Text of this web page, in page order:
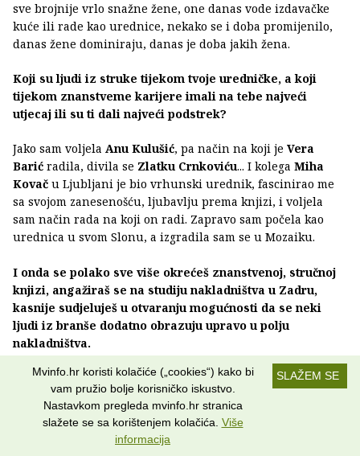
sve brojnije vrlo snažne žene, one danas vode izdavačke
kuće ili rade kao urednice, nekako se i doba promijenilo,
danas žene dominiraju, danas je doba jakih žena.
Koji su ljudi iz struke tijekom tvoje uredničke, a koji
tijekom znanstveme karijere imali na tebe najveći
utjecaj ili su ti dali najveći podstrek?
Jako sam voljela Anu Kulušić, pa način na koji je Vera
Barić radila, divila se Zlatku Crnkoviću... I kolega Miha
Kovač u Ljubljani je bio vrhunski urednik, fascinirao me
sa svojom zanesenošću, ljubavlju prema knjizi, i voljela
sam način rada na koji on radi. Zapravo sam počela kao
urednica u svom Slonu, a izgradila sam se u Mozaiku.
I onda se polako sve više okrećeš znanstvenoj, stručnoj
knjizi, angažiraš se na studiju nakladništva u Zadru,
kasnije sudjeluješ u otvaranju mogućnosti da se neki
ljudi iz branše dodatno obrazuju upravo u polju
nakladništva.
Prije toga sam iz Mozaik knjige otišla uNakladu Ljevak ,
gdje sam dugi niz godina radeći na mjestu glavne urednice
pokretala nove bibliotekeRazotkrivanja,Academicu
bibliotekusa mlade, bibliotekuOtvorena knjiga
vrhunskim domaćim autorima (
SLAŽEM SE
Mvinfo.hr koristi kolačiće („cookies“) kako bi
vam pružio bolje korisničko iskustvo.
Nastavkom pregleda mvinfo.hr stranica
slažete se sa korištenjem kolačića. Više
informacija